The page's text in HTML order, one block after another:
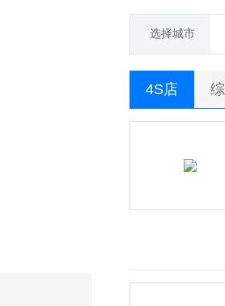
选择城市
4S店